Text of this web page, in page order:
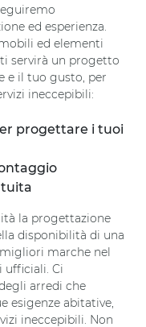
ed esperienza.
ed elementi
servirà un progetto
e il tuo gusto, per
ineccepibili:
progettare i tuoi
la progettazione
disponibilità di una
marche nel
ufficiali. Ci
arredi che
esigenze abitative,
ineccepibili. Non